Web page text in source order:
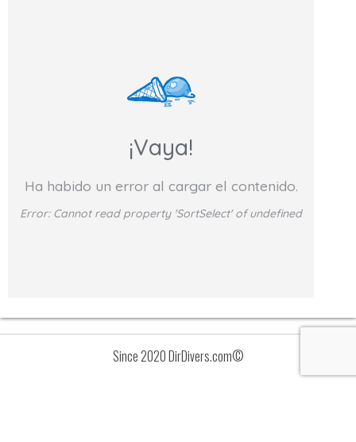
¡Vaya!
Ha habido un error al cargar el contenido.
Error: Cannot read property 'SortSelect' of undefined
Since 2020 DirDivers.com©